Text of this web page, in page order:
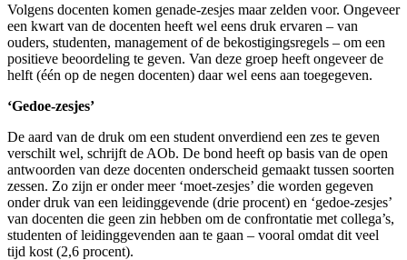
Volgens docenten komen genade-zesjes maar zelden voor. Ongeveer
een kwart van de docenten heeft wel eens druk ervaren – van
ouders, studenten, management of de bekostigingsregels – om een
positieve beoordeling te geven. Van deze groep heeft ongeveer de
helft (één op de negen docenten) daar wel eens aan toegegeven.
‘Gedoe-zesjes’
De aard van de druk om een student onverdiend een zes te geven
verschilt wel, schrijft de AOb. De bond heeft op basis van de open
antwoorden van deze docenten onderscheid gemaakt tussen soorten
zessen. Zo zijn er onder meer ‘moet-zesjes’ die worden gegeven
onder druk van een leidinggevende (drie procent) en ‘gedoe-zesjes’
van docenten die geen zin hebben om de confrontatie met collega’s,
studenten of leidinggevenden aan te gaan – vooral omdat dit veel
tijd kost (2,6 procent).